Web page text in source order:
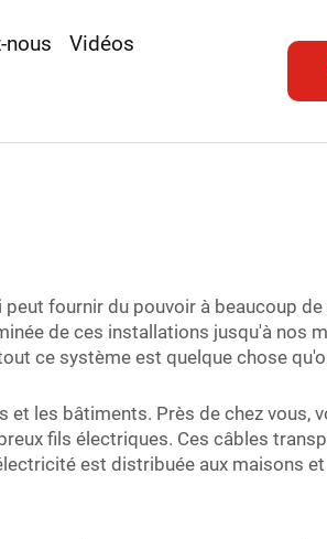
nous Vidéos
fournir du pouvoir à beaucoup
de ces installations jusqu'à nos
ce système est quelque chose
les bâtiments. Près de chez vous,
fils électriques. Ces câbles
est distribuée aux maisons et